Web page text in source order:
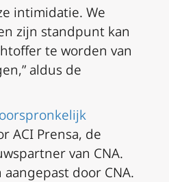
intimidatie. We
zijn standpunt kan
te worden van
aldus de
ACI Prensa, de
van CNA.
door CNA.